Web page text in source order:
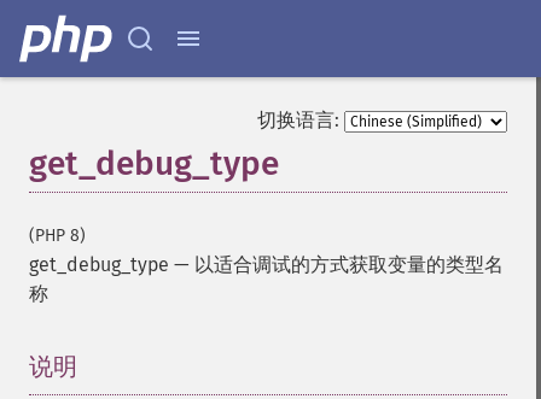
切换语言:
get_debug_type
(PHP 8)
get_debug_type — 以适合调试的方式获取变量的类型名
称
说明